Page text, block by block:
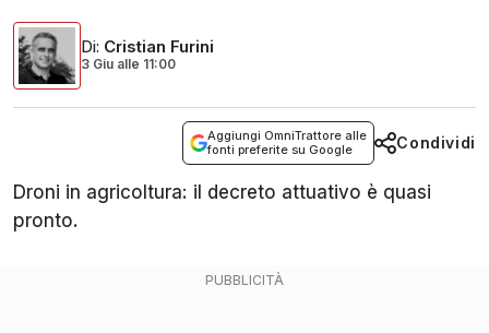
Di: Cristian Furini
3 Giu alle 11:00
Aggiungi OmniTrattore alle
fonti preferite su Google
Condividi
Droni in agricoltura: il decreto attuativo è quasi
pronto.